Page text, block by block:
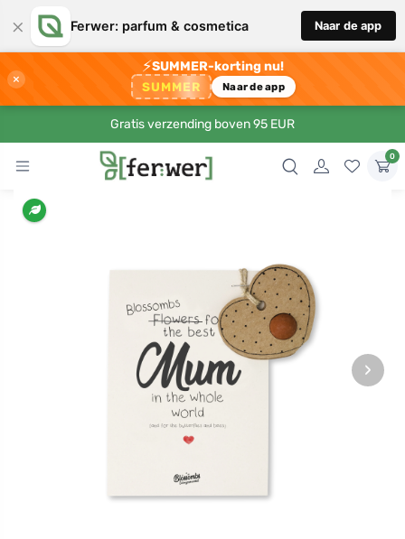
× Ferwer: parfum & cosmetica Naar de app
×
⚡SUMMER-korting nu!
SUMMER Naar de app
Gratis verzending boven 95 EUR
0
›